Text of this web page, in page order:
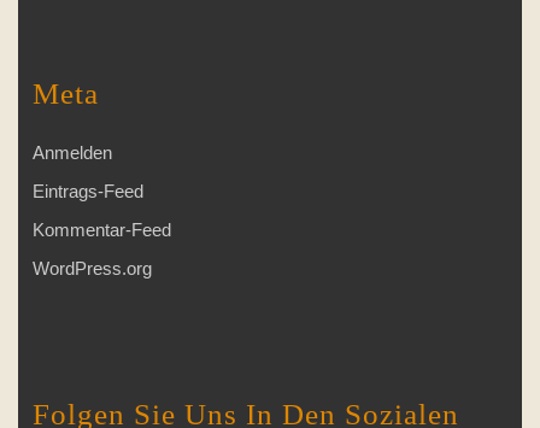
Meta
Anmelden
Eintrags-Feed
Kommentar-Feed
WordPress.org
Folgen Sie Uns In Den Sozialen